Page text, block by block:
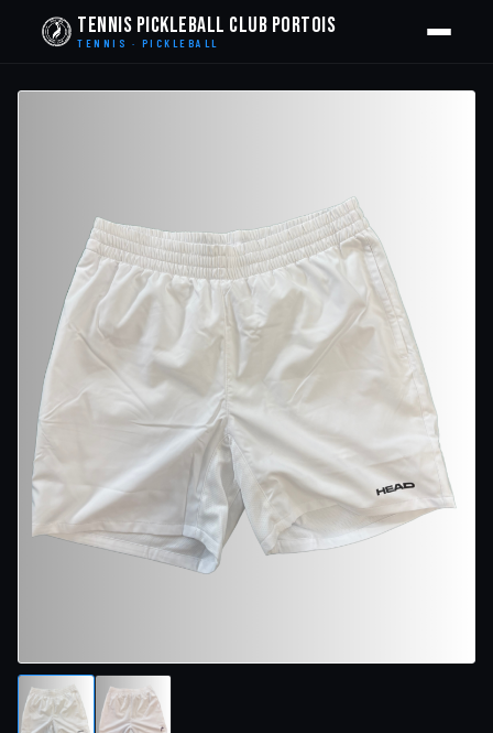
Tennis Pickleball Club Portois
TENNIS · PICKLEBALL